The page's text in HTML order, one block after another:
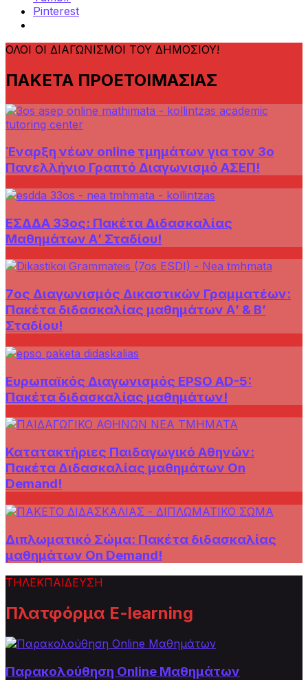
Pinterest
ΟΛΟΙ ΟΙ ΔΙΑΓΩΝΙΣΜΟΙ ΤΟΥ ΔΗΜΟΣΙΟΥ!
ΠΑΚΕΤΑ ΠΡΟΕΤΟΙΜΑΣΙΑΣ
Έναρξη νέων online τμημάτων για τον 3ο
Πανελλήνιο Γραπτό Διαγωνισμό ΑΣΕΠ!
ΕΣΔΔΑ 33ος: Πακέτα Διδασκαλίας
Μαθημάτων Α’ Σταδίου!
7ος Διαγωνισμός Δικαστικών Γραμματέων:
Πακέτα διδασκαλίας μαθημάτων Α’ & Β’
Σταδίου!
Ευρωπαϊκός Διαγωνισμός EPSO AD-5:
Πακέτα διδασκαλίας μαθημάτων!
Κατατακτήριες Παιδαγωγικό Αθηνών:
Πακέτα Διδασκαλίας μαθημάτων On
Demand!
Διπλωματικό Σώμα: Πακέτα διδασκαλίας
μαθημάτων On Demand!
ΤΗΛΕΚΠΑΙΔΕΥΣΗ
Πλατφόρμα E-learning
Παρακολούθηση Online Μαθημάτων